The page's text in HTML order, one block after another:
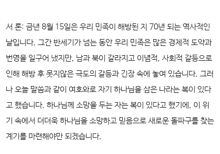
서 론: 금년 8월 15일은 우리 민족이 해방된 지 70년 되는 역사적인
날입니다. 그간 반세기가 넘는 동안 우리 민족은 많은 경제적 도약과
번영을 일구어 냈지만, 남과 북이 갈라지고 이념적, 사회적 갈등으로
인해 해방 후 못지않은 극도의 갈등과 긴장 속에 놓여 있습니다. 그러
나 오늘 말씀과 같이 여호와로 자기 하나님을 삼은 나라는 복이 있다
고 했습니다. 하나님께 소망을 두는 자는 복이 있다고 했기에, 이 위
기 속에서 더더욱 하나님을 소망하고 믿음으로 새로운 돌파구를 찾는
계기를 마련해야만 되겠습니다.